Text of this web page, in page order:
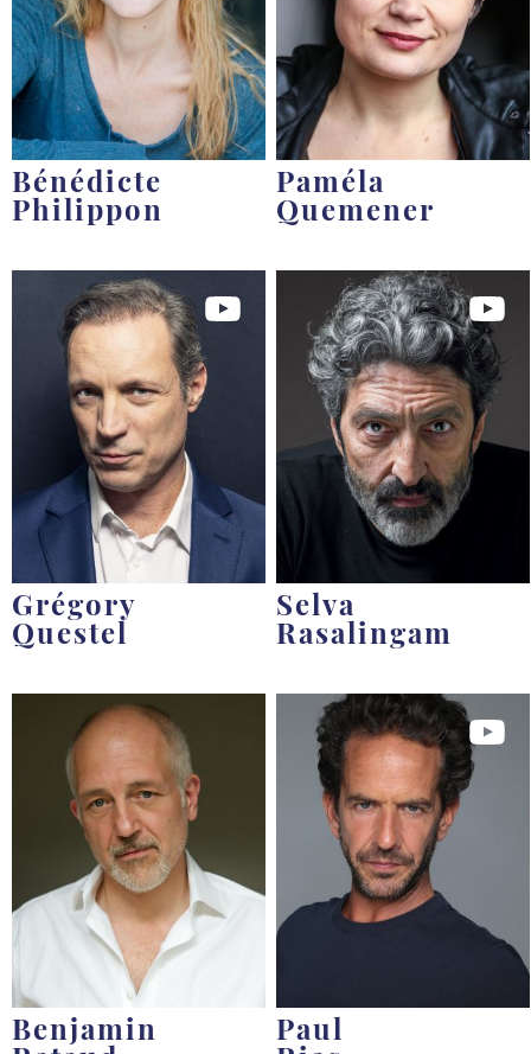
Bénédicte
Philippon
Paméla
Quemener
Grégory
Questel
Selva
Rasalingam
Benjamin Paul